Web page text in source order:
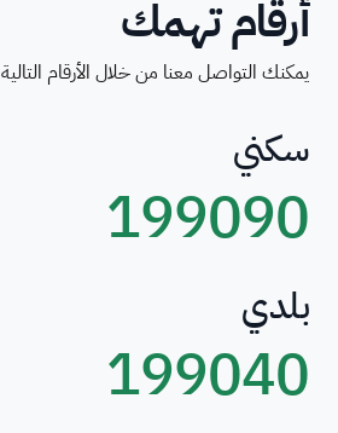
أرقام تهمك
يمكنك التواصل معنا من خلال الأرقام التالية
سكني
199090
بلدي
199040